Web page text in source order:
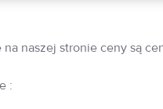
na naszej stronie ceny są
: